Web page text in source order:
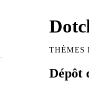
THÈMES
Dépôt